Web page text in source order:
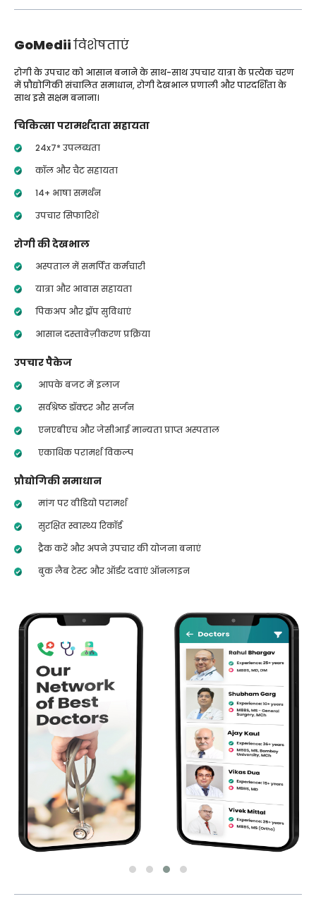
GoMediiविशेषताएं
रोगी के उपचार को आसान बनाने के साथ-साथ उपचार यात्रा के प्रत्येक चरण
में प्रौद्योगिकी संचालित समाधान, रोगी देखभाल प्रणाली और पारदर्शिता के
साथ इसे सक्षम बनाना।
चिकित्सा परामर्शदाता सहायता
24x7* उपलब्धता
कॉल और चैट सहायता
14+ भाषा समर्थन
उपचार सिफारिशें
रोगी की देखभाल
अस्पताल में समर्पित कर्मचारी
यात्रा और आवास सहायता
पिकअप और ड्रॉप सुविधाएं
आसान दस्तावेज़ीकरण प्रक्रिया
उपचार पैकेज
आपके बजट में इलाज
सर्वश्रेष्ठ डॉक्टर और सर्जन
एनएबीएच और जेसीआई मान्यता प्राप्त अस्पताल
एकाधिक परामर्श विकल्प
प्रौद्योगिकी समाधान
मांग पर वीडियो परामर्श
सुरक्षित स्वास्थ्य रिकॉर्ड
ट्रैक करें और अपने उपचार की योजना बनाएं
बुक लैब टेस्ट और ऑर्डर दवाएं ऑनलाइन